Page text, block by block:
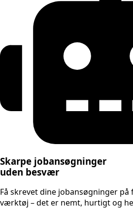
Skarpe jobansøgninger
uden besvær
Få skrevet dine jobansøgninger
værktøj – det er nemt, hurtigt og